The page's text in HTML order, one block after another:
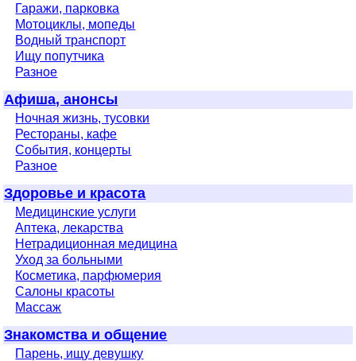
Гаражи, парковка
Мотоциклы, мопеды
Водный транспорт
Ищу попутчика
Разное
Афиша, анонсы
Ночная жизнь, тусовки
Рестораны, кафе
События, концерты
Разное
Здоровье и красота
Медицинские услуги
Аптека, лекарства
Нетрадиционная медицина
Уход за больными
Косметика, парфюмерия
Салоны красоты
Массаж
Знакомства и общение
Парень, ищу девушку